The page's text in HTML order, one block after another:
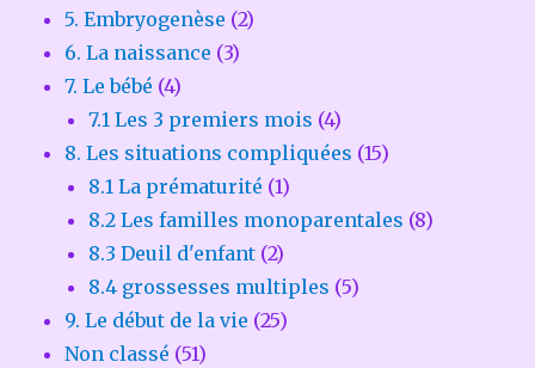
5. Embryogenèse (2)
6. La naissance (3)
7. Le bébé (4)
7.1 Les 3 premiers mois (4)
8. Les situations compliquées (15)
8.1 La prématurité (1)
8.2 Les familles monoparentales (8)
8.3 Deuil d'enfant (2)
8.4 grossesses multiples (5)
9. Le début de la vie (25)
Non classé (51)